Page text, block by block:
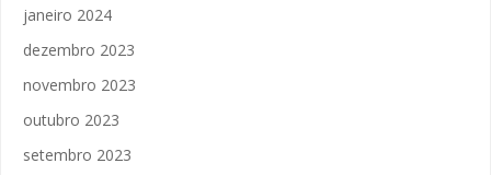
janeiro 2024
dezembro 2023
novembro 2023
outubro 2023
setembro 2023